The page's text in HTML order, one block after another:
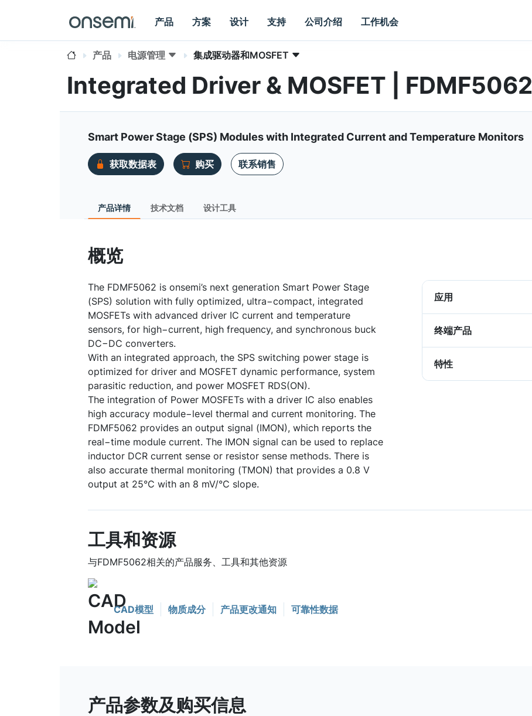
产品 方案 设计 支持 公司介绍 工作机会
产品 电源管理 集成驱动器和MOSFET
Integrated Driver & MOSFET | FDMF5062
Smart Power Stage (SPS) Modules with Integrated Current and Temperature Monitors
获取数据表
购买 联系销售
产品详情 技术文档 设计工具
概览
The FDMF5062 is onsemi’s next generation Smart Power Stage
(SPS) solution with fully optimized, ultra−compact, integrated
MOSFETs with advanced driver IC current and temperature
sensors, for high−current, high frequency, and synchronous buck
DC−DC converters.
With an integrated approach, the SPS switching power stage is
optimized for driver and MOSFET dynamic performance, system
parasitic reduction, and power MOSFET RDS(ON).
The integration of Power MOSFETs with a driver IC also enables
high accuracy module−level thermal and current monitoring. The
FDMF5062 provides an output signal (IMON), which reports the
real−time module current. The IMON signal can be used to replace
inductor DCR current sense or resistor sense methods. There is
also accurate thermal monitoring (TMON) that provides a 0.8 V
output at 25°C with an 8 mV/°C slope.
应用
终端产品
特性
工具和资源
与FDMF5062相关的产品服务、工具和其他资源
CAD模型 物质成分 产品更改通知 可靠性数据
产品参数及购买信息